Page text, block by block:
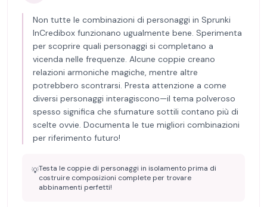
Non tutte le combinazioni di personaggi in Sprunki
InCredibox funzionano ugualmente bene. Sperimenta
per scoprire quali personaggi si completano a
vicenda nelle frequenze. Alcune coppie creano
relazioni armoniche magiche, mentre altre
potrebbero scontrarsi. Presta attenzione a come
diversi personaggi interagiscono—il tema polveroso
spesso significa che sfumature sottili contano più di
scelte ovvie. Documenta le tue migliori combinazioni
per riferimento futuro!
💡Testa le coppie di personaggi in isolamento prima di
costruire composizioni complete per trovare
abbinamenti perfetti!